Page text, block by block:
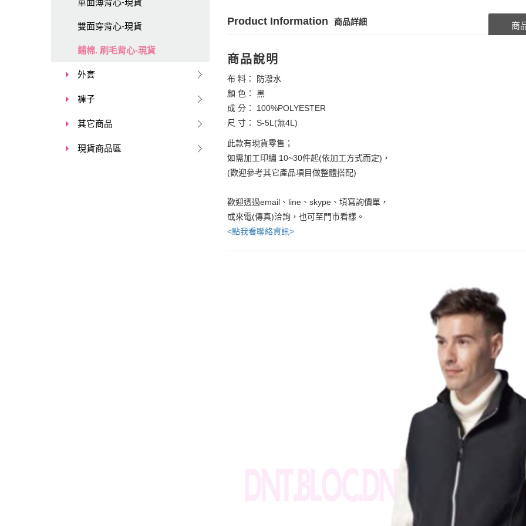
單面薄背心-現貨
雙面穿背心-現貨
鋪棉. 刷毛背心-現貨
外套
褲子
其它商品
現貨商品區
Product Information 商品詳細 商
商品說明
布 料： 防潑水
顏 色： 黑
成 分： 100%POLYESTER
尺 寸： S-5L(無4L)
此款有現貨零售；
如需加工印繡 10~30件起(依加工方式而定)，
(歡迎參考其它產品項目做整體搭配)
歡迎透過email、line、skype、填寫詢價單，
或來電(傳真)洽詢，也可至門市看樣。
<點我看聯絡資訊>